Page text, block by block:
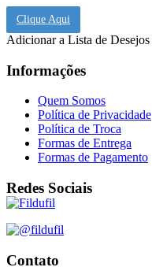
Clique Aqui
Adicionar a Lista de Desejos
Informações
Quem Somos
Política de Privacidade
Política de Troca
Formas de Entrega
Formas de Pagamento
Redes Sociais
Contato